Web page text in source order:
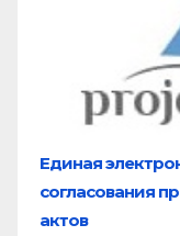
Единая
согласования
актов